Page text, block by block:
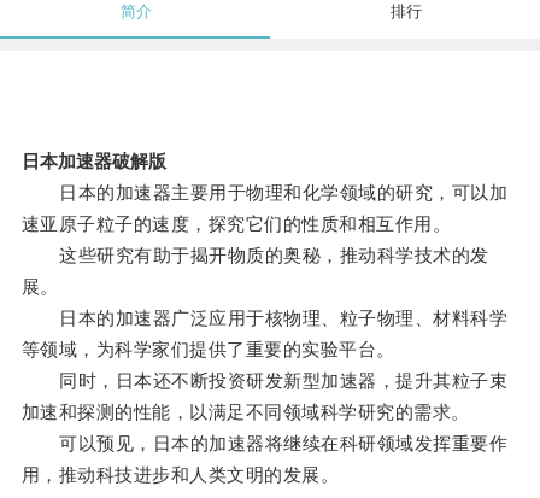
简介 排行
日本加速器破解版
日本的加速器主要用于物理和化学领域的研究，可以加
速亚原子粒子的速度，探究它们的性质和相互作用。
这些研究有助于揭开物质的奥秘，推动科学技术的发
展。
日本的加速器广泛应用于核物理、粒子物理、材料科学
等领域，为科学家们提供了重要的实验平台。
同时，日本还不断投资研发新型加速器，提升其粒子束
加速和探测的性能，以满足不同领域科学研究的需求。
可以预见，日本的加速器将继续在科研领域发挥重要作
用，推动科技进步和人类文明的发展。